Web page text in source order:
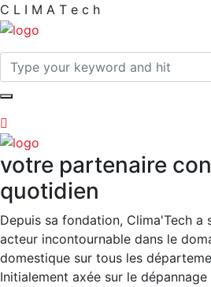
C L I M A T e c h
votre partenaire
quotidien
Depuis sa fondation, Clima'Tech a
acteur incontournable dans le
domestique sur tous les
Initialement axée sur le